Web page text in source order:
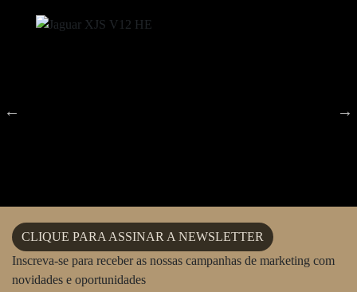
CLIQUE PARA ASSINAR A NEWSLETTER
Inscreva-se para receber as nossas campanhas de marketing com
novidades e oportunidades